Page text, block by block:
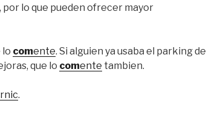
lo que pueden ofrecer mayor
lo comente. Si alguien ya usaba el parking de
que lo comente tambien.
.